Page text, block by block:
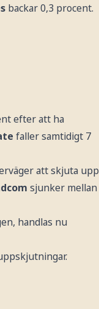
backar 0,3 procent.
efter att ha
faller samtidigt 7
att skjuta upp
sjunker mellan
handlas nu